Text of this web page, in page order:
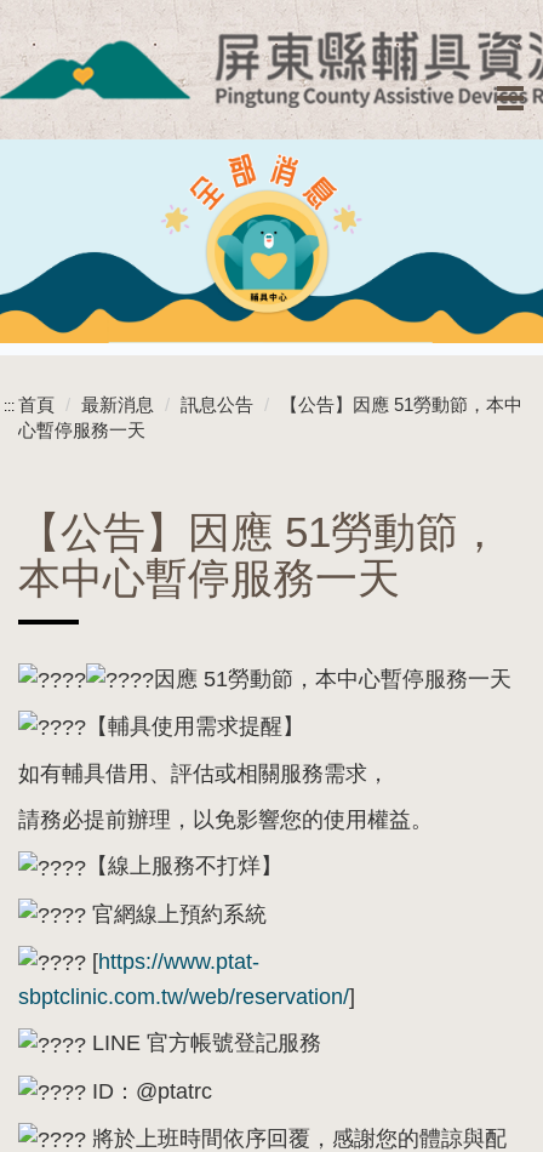
主
要
::: 首頁 最新消息 訊息公告
【公告】因應 51勞動節，本中
心暫停服務一天
【公告】因應 51勞動節，
本中心暫停服務一天
因應 51勞動節，本中心暫停服務一天
【輔具使用需求提醒】
如有輔具借用、評估或相關服務需求，
請務必提前辦理，以免影響您的使用權益。
【線上服務不打烊】
官網線上預約系統
[https://www.ptat-
sbptclinic.com.tw/web/reservation/]
LINE 官方帳號登記服務
ID：@ptatrc
將於上班時間依序回覆，感謝您的體諒與配